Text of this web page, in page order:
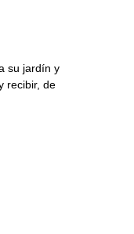
su jardín y
recibir, de